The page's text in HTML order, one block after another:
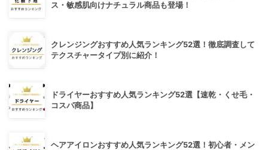
ス・敏感肌向けナチュラル商品も登場！
クレンジングおすすめ人気ランキング52選！徹底調査して
テクスチャータイプ別に紹介！
ドライヤーおすすめ人気ランキング52選【速乾・くせ毛・
コスパ商品】
ヘアアイロンおすすめ人気ランキング52選！初心者・メン